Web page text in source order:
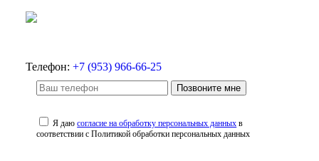
Телефон: +7 (953) 966-66-25
Позвоните мне
Я даюсогласие на обработку персональных данных в
соответствии с Политикой обработки персональных данных